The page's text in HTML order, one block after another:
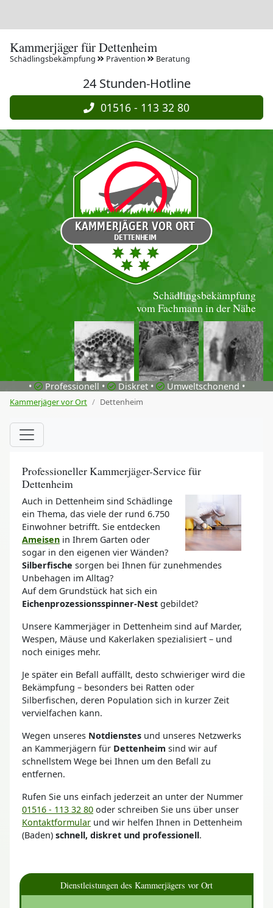
Kammerjäger für Dettenheim
Schädlingsbekämpfung Prävention Beratung
24 Stunden-Hotline
01516 - 113 32 80
Schädlingsbekämpfung
vom Fachmann in der Nähe
• Professionell • Diskret • Umweltschonend •
Kammerjäger vor Ort Dettenheim
Professioneller Kammerjäger-Service für
Dettenheim
Auch in Dettenheim sind Schädlinge
ein Thema, das viele der rund 6.750
Einwohner betrifft. Sie entdecken
Ameisen in Ihrem Garten oder
sogar in den eigenen vier Wänden?
Silberfische sorgen bei Ihnen für zunehmendes
Unbehagen im Alltag?
Auf dem Grundstück hat sich ein
Eichenprozessionsspinner-Nest gebildet?
Unsere Kammerjäger in Dettenheim sind auf Marder,
Wespen, Mäuse und Kakerlaken spezialisiert – und
noch einiges mehr.
Je später ein Befall auffällt, desto schwieriger wird die
Bekämpfung – besonders bei Ratten oder
Silberfischen, deren Population sich in kurzer Zeit
vervielfachen kann.
Wegen unseres Notdienstes und unseres Netzwerks
an Kammerjägern für Dettenheim sind wir auf
schnellstem Wege bei Ihnen um den Befall zu
entfernen.
Rufen Sie uns einfach jederzeit an unter der Nummer
01516 - 113 32 80 oder schreiben Sie uns über unser
Kontaktformular und wir helfen Ihnen in Dettenheim
(Baden) schnell, diskret und professionell.
Dienstleistungen des Kammerjägers vor Ort